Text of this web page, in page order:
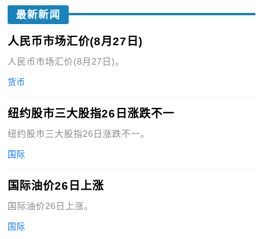
最新新闻
人民币市场汇价(8月27日)
人民币市场汇价(8月27日)。
货币
纽约股市三大股指26日涨跌不一
纽约股市三大股指26日涨跌不一。
国际
国际油价26日上涨
国际油价26日上涨。
国际